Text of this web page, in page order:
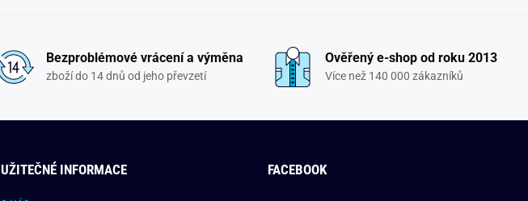
Bezproblémové vrácení a výměna
zboží do 14 dnů od jeho převzetí
Ověřený e-shop od roku 2013
Více než 140 000 zákazníků
UŽITEČNÉ INFORMACE FACEBOOK